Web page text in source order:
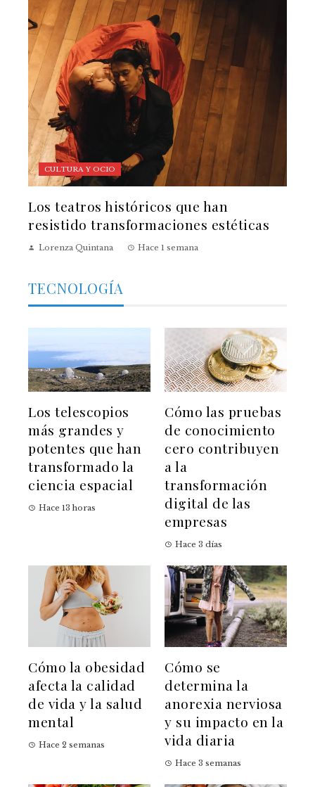
CULTURA Y OCIO
Los teatros históricos que han
resistido transformaciones estéticas
Lorenza Quintana Hace 1 semana
TECNOLOGÍA
Los telescopios
más grandes y
potentes que han
transformado la
ciencia espacial
Hace 13 horas
Cómo las pruebas
de conocimiento
cero contribuyen
a la
transformación
digital de las
empresas
Hace 3 días
Cómo la obesidad
afecta la calidad
de vida y la salud
mental
Hace 2 semanas
Cómo se
determina la
anorexia nerviosa
y su impacto en la
vida diaria
Hace 3 semanas